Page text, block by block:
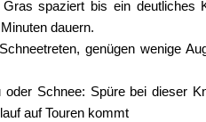
spaziert bis ein deutliches
dauern.
genügen wenige
Schnee: Spüre bei dieser
auf Touren kommt